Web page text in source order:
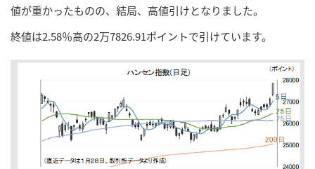
値が重かったものの、結局、高値引けとなりました。
終値は2.58％高の2万7826.91ポイントで引けています。